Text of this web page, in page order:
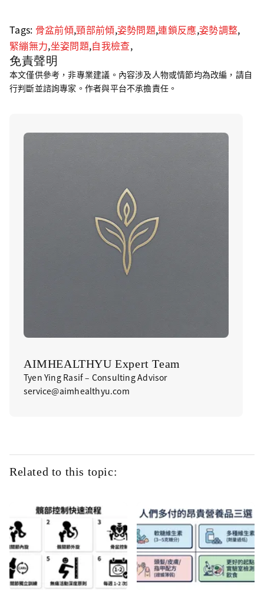
Tags: 骨盆前傾,頸部前傾,姿勢問題,連鎖反應,姿勢調整,
緊繃無力,坐姿問題,自我檢查,
免責聲明
本文僅供參考，非專業建議。內容涉及人物或情節均為改編，請自
行判斷並諮詢專家。作者與平台不承擔責任。
AIMHEALTHYU Expert Team
Tyen Ying Rasif – Consulting Advisor
service@aimhealthyu.com
Related to this topic: